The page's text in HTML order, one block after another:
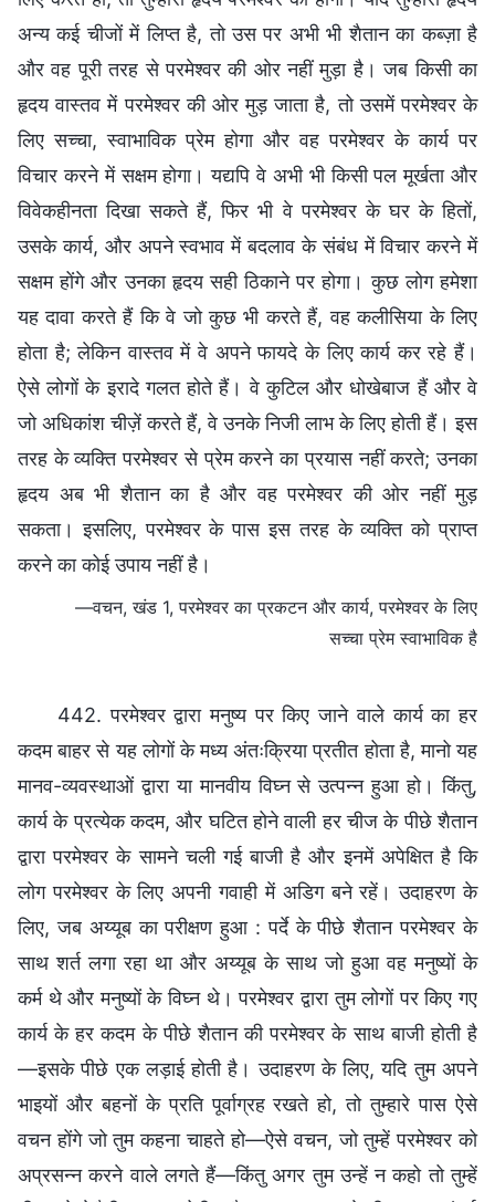
अन्य कई चीजों में लिप्त है, तो उस पर अभी भी शैतान का कब्ज़ा है
और वह पूरी तरह से परमेश्वर की ओर नहीं मुड़ा है। जब किसी का
हृदय वास्तव में परमेश्वर की ओर मुड़ जाता है, तो उसमें परमेश्वर के
लिए सच्चा, स्वाभाविक प्रेम होगा और वह परमेश्वर के कार्य पर
विचार करने में सक्षम होगा। यद्यपि वे अभी भी किसी पल मूर्खता और
विवेकहीनता दिखा सकते हैं, फिर भी वे परमेश्वर के घर के हितों,
उसके कार्य, और अपने स्वभाव में बदलाव के संबंध में विचार करने में
सक्षम होंगे और उनका हृदय सही ठिकाने पर होगा। कुछ लोग हमेशा
यह दावा करते हैं कि वे जो कुछ भी करते हैं, वह कलीसिया के लिए
होता है; लेकिन वास्तव में वे अपने फायदे के लिए कार्य कर रहे हैं।
ऐसे लोगों के इरादे गलत होते हैं। वे कुटिल और धोखेबाज हैं और वे
जो अधिकांश चीज़ें करते हैं, वे उनके निजी लाभ के लिए होती हैं। इस
तरह के व्यक्ति परमेश्वर से प्रेम करने का प्रयास नहीं करते; उनका
हृदय अब भी शैतान का है और वह परमेश्वर की ओर नहीं मुड़
सकता। इसलिए, परमेश्वर के पास इस तरह के व्यक्ति को प्राप्त
करने का कोई उपाय नहीं है।
—वचन, खंड 1, परमेश्वर का प्रकटन और कार्य, परमेश्वर के लिए
सच्चा प्रेम स्वाभाविक है
442. परमेश्वर द्वारा मनुष्य पर किए जाने वाले कार्य का हर
कदम बाहर से यह लोगों के मध्य अंतःक्रिया प्रतीत होता है, मानो यह
मानव-व्यवस्थाओं द्वारा या मानवीय विघ्न से उत्पन्न हुआ हो। किंतु,
कार्य के प्रत्येक कदम, और घटित होने वाली हर चीज के पीछे शैतान
द्वारा परमेश्वर के सामने चली गई बाजी है और इनमें अपेक्षित है कि
लोग परमेश्वर के लिए अपनी गवाही में अडिग बने रहें। उदाहरण के
लिए, जब अय्यूब का परीक्षण हुआ : पर्दे के पीछे शैतान परमेश्वर के
साथ शर्त लगा रहा था और अय्यूब के साथ जो हुआ वह मनुष्यों के
कर्म थे और मनुष्यों के विघ्न थे। परमेश्वर द्वारा तुम लोगों पर किए गए
कार्य के हर कदम के पीछे शैतान की परमेश्वर के साथ बाजी होती है
—इसके पीछे एक लड़ाई होती है। उदाहरण के लिए, यदि तुम अपने
भाइयों और बहनों के प्रति पूर्वाग्रह रखते हो, तो तुम्हारे पास ऐसे
वचन होंगे जो तुम कहना चाहते हो—ऐसे वचन, जो तुम्हें परमेश्वर को
अप्रसन्न करने वाले लगते हैं—किंतु अगर तुम उन्हें न कहो तो तुम्हें